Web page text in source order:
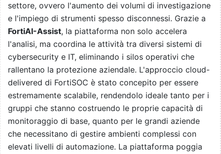
settore, ovvero l'aumento dei volumi di investigazione
e l'impiego di strumenti spesso disconnessi. Grazie a
FortiAI-Assist, la piattaforma non solo accelera
l'analisi, ma coordina le attività tra diversi sistemi di
cybersecurity e IT, eliminando i silos operativi che
rallentano la protezione aziendale. L'approccio cloud-
delivered di FortiSOC è stato concepito per essere
estremamente scalabile, rendendolo ideale tanto per i
gruppi che stanno costruendo le proprie capacità di
monitoraggio di base, quanto per le grandi aziende
che necessitano di gestire ambienti complessi con
elevati livelli di automazione. La piattaforma poggia